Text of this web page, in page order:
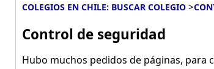
COLEGIOS EN CHILE: BUSCAR COLEGIO >
Control de seguridad
Hubo muchos pedidos de páginas, para